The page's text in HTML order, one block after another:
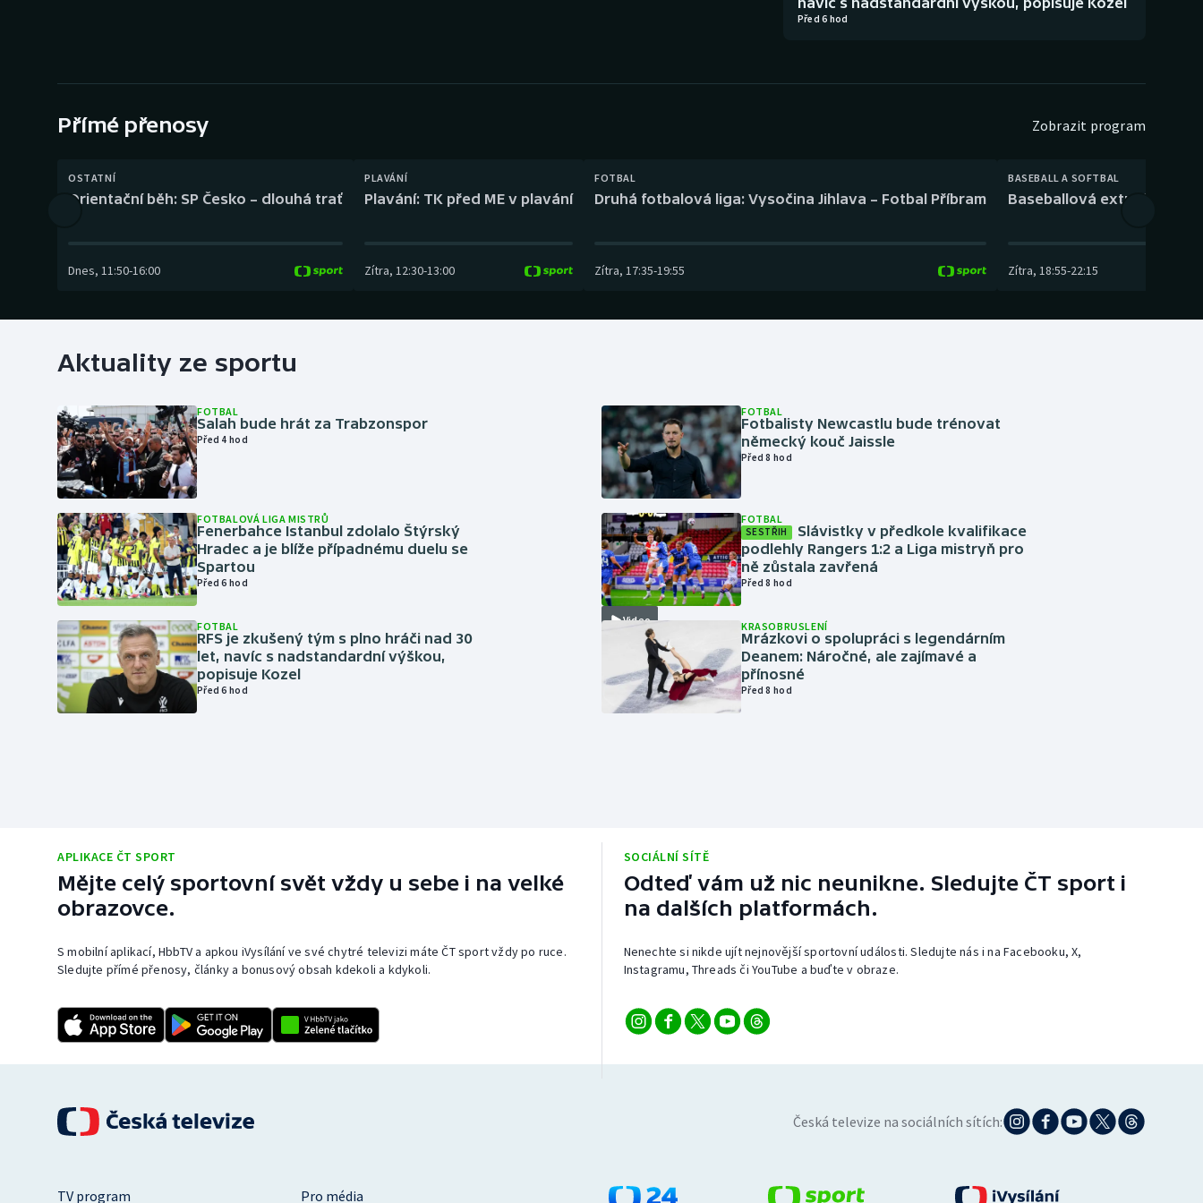
Před 6 hod
Přímé přenosy Zobrazit program
OSTATNÍ
Orientační běh: SP Česko – dlouhá trať
Dnes, 11:50-16:00
PLAVÁNÍ
Plavání: TK před ME v plavání
Zítra, 12:30-13:00
FOTBAL
Druhá fotbalová liga: Vysočina Jihlava – Fotbal Příbram
Zítra, 17:35-19:55
BASEBALL A SOFTBAL
Baseballová extraliga:
Zítra, 18:55-22:15
Aktuality ze sportu
FOTBAL
Salah bude hrát za Trabzonspor
Před 4 hod
FOTBALOVÁ LIGA MISTRŮ
Fenerbahce Istanbul zdolalo Štýrský
Hradec a je blíže případnému duelu se
Spartou
Před 6 hod
FOTBAL
RFS je zkušený tým s plno hráči nad 30
let, navíc s nadstandardní výškou,
popisuje Kozel
Před 6 hod
FOTBAL
Fotbalisty Newcastlu bude trénovat
německý kouč Jaissle
Před 8 hod
Video
FOTBAL
SESTŘIH
Slávistky v předkole kvalifikace
podlehly Rangers 1:2 a Liga mistryň pro
ně zůstala zavřená
Před 8 hod
KRASOBRUSLENÍ
Mrázkovi o spolupráci s legendárním
Deanem: Náročné, ale zajímavé a
přínosné
Před 8 hod
APLIKACE ČT SPORT
Mějte celý sportovní svět vždy u sebe i na velké
obrazovce.
S mobilní aplikací, HbbTV a apkou iVysílání ve své chytré televizi máte ČT sport vždy po ruce.
Sledujte přímé přenosy, články a bonusový obsah kdekoli a kdykoli.
SOCIÁLNÍ SÍTĚ
Odteď vám už nic neunikne. Sledujte ČT sport i
na dalších platformách.
Nenechte si nikde ujít nejnovější sportovní události. Sledujte nás i na Facebooku, X,
Instagramu, Threads či YouTube a buďte v obraze.
Česká televize na sociálních sítích:
TV program Pro média